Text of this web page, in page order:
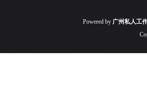
Powered by 广州私人工